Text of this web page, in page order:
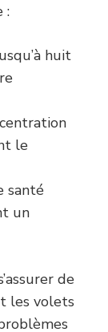
:
huit
le
santé
un
de
les volets